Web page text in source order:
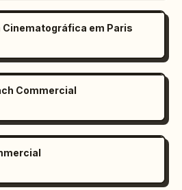
Cinematográfica em Paris
Commercial